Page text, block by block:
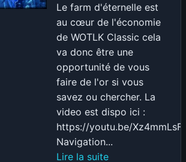
sait
vraiment
avant
la
BlizzCon
2026
Le farm d'éternelle est
au cœur de l'économie
de WOTLK Classic cela
va donc être une
opportunité de vous
faire de l'or si vous
savez ou chercher. La
video est dispo ici :
https://youtu.be/
Navigation...
Lire la suite: